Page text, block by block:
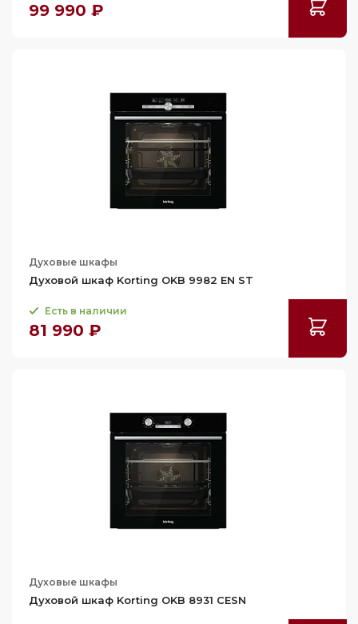
99 990 ₽
Духовые шкафы
Духовой шкаф Korting OKB 9982 EN ST
Есть в наличии
81 990 ₽
Духовые шкафы
Духовой шкаф Korting OKB 8931 CESN